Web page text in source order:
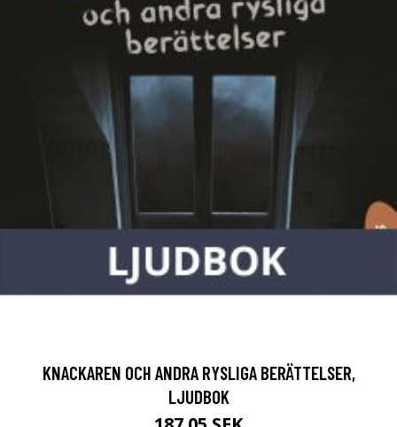
KNACKAREN OCH ANDRA RYSLIGA BERÄTTELSER,
LJUDBOK